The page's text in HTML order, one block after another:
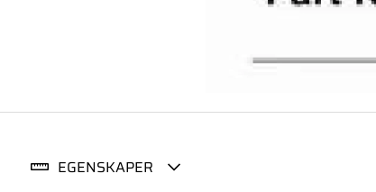
EGENSKAPER